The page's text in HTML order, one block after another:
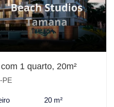
1 quarto, 20m²
PE
20 m²